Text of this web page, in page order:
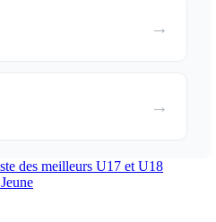
→
→